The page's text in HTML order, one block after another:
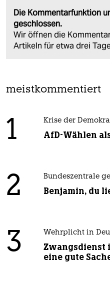
Die Kommentarfunktion
geschlossen.
Wir öffnen die
Artikeln für etwa drei
meistkommentiert
1 Krise der
AfD-Wählen
2 Bundeszentrale
Benjamin, du
3 Wehrplicht in
Zwangsdienst
eine gute